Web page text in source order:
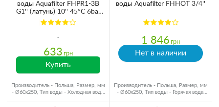
воды Aquafilter FHPR1-3B
G1'' (латунь) 10'' 45°C 6bar
(без картриджа)
633 грн
Купить
Производитель - Польша, Размер, мм
- Ø60x250, Тип воды - Холодная вода,
воды Aquafilter FHHOT 3/4''
1 846 грн
Нет в наличии
Производитель - Польша, Размер, мм
- Ø60x250, Тип воды - Горячая вода,